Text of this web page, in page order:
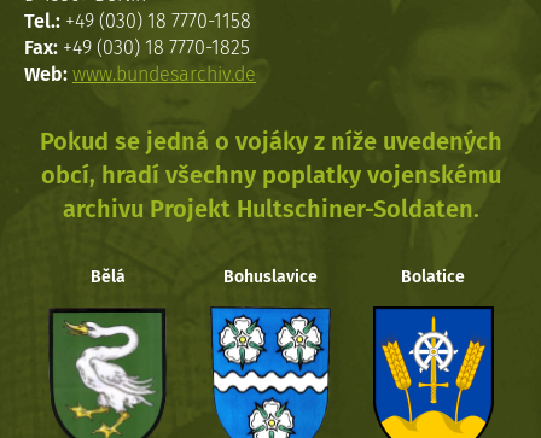
Tel.: +49 (030) 18 7770-1158
Fax: +49 (030) 18 7770-1825
Web: www.bundesarchiv.de
Pokud se jedná o vojáky z níže uvedených
obcí, hradí všechny poplatky vojenskému
archivu Projekt Hultschiner-Soldaten.
Bělá Bohuslavice Bolatice